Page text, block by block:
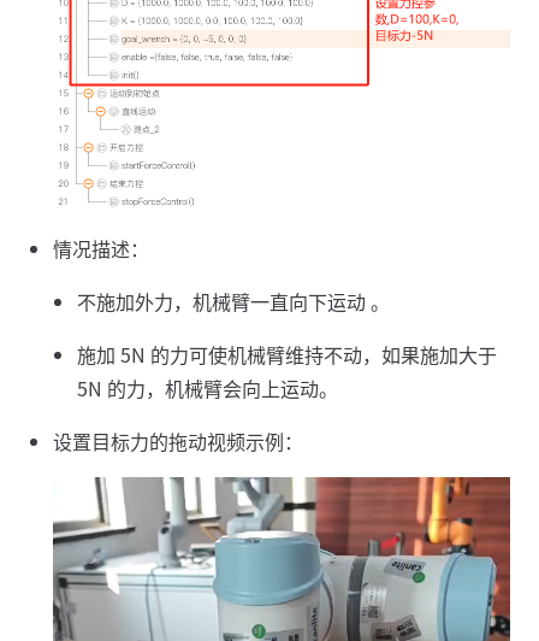
情况描述：
不施加外力，机械臂一直向下运动 。
施加 5N 的力可使机械臂维持不动，如果施加大于
5N 的力，机械臂会向上运动。
设置目标力的拖动视频示例：